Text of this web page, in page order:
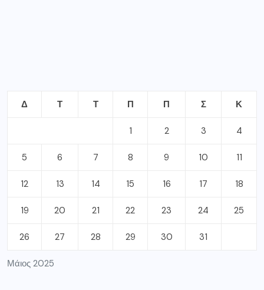
Μάιος 2025
Δ Τ Τ Π Π Σ Κ
1 2 3 4
5 6 7 8 9 10 11
12 13 14 15 16 17 18
19 20 21 22 23 24 25
26 27 28 29 30 31